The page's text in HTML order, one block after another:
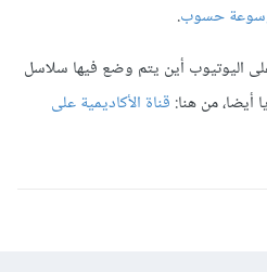
حسوب.
اليوتيوب أين يتم وضع فيها سلاسل
أيضا، من هنا: قناة الأكاديمية على